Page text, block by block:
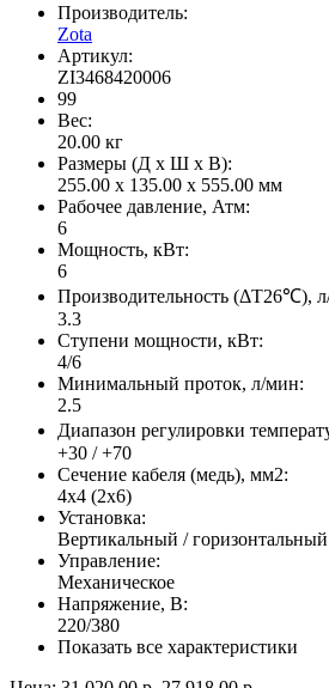
Производитель:
Zota
Артикул:
ZI3468420006
99
Вес:
20.00 кг
Размеры (Д x Ш x В):
255.00 x 135.00 x 555.00 мм
Рабочее давление, Атм:
6
Мощность, кВт:
6
Производительность (ΔT26℃),
3.3
Ступени мощности, кВт:
4/6
Минимальный проток, л/мин:
2.5
Диапазон регулировки
+30 / +70
Сечение кабеля (медь), мм2:
4x4 (2x6)
Установка:
Вертикальный / горизонтальный
Управление:
Механическое
Напряжение, В:
220/380
Показать все характеристики